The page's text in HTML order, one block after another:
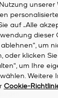
unserer
auf „Alle
dieser
um
oder klicken
um Ihre
Weitere
Cookie-